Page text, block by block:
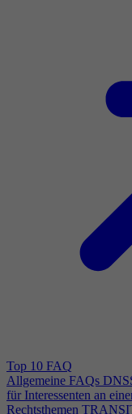
Top 10 FAQ
Allgemeine FAQs
für Interessenten an
Rechtsthemen